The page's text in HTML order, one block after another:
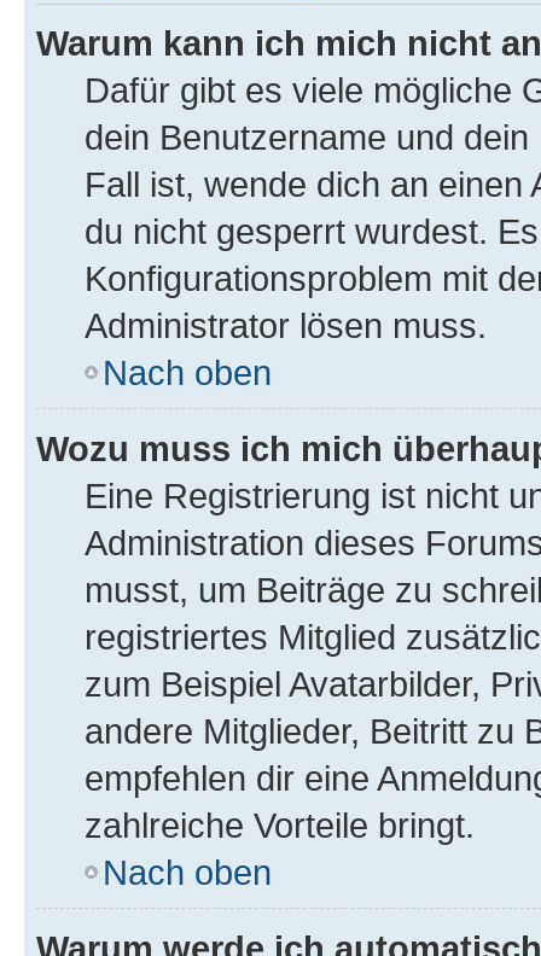
Warum kann ich mich nicht
Dafür gibt es viele mögliche
dein Benutzername und
Fall ist, wende dich an
du nicht gesperrt wurdest.
Konfigurationsproblem mit
Administrator lösen muss.
Nach oben
Wozu muss ich mich
Eine Registrierung ist nicht
Administration dieses
musst, um Beiträge zu
registriertes Mitglied
zum Beispiel Avatarbilder,
andere Mitglieder, Beitritt zu
empfehlen dir eine
zahlreiche Vorteile bringt.
Nach oben